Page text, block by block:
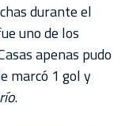
durante el
uno de los
apenas pudo
marcó 1 gol y
.